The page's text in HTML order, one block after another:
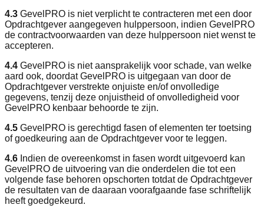
4.3 GevelPRO is niet verplicht te contracteren met een door
Opdrachtgever aangegeven hulppersoon, indien GevelPRO
de contractvoorwaarden van deze hulppersoon niet wenst te
accepteren.
4.4 GevelPRO is niet aansprakelijk voor schade, van welke
aard ook, doordat GevelPRO is uitgegaan van door de
Opdrachtgever verstrekte onjuiste en/of onvolledige
gegevens, tenzij deze onjuistheid of onvolledigheid voor
GevelPRO kenbaar behoorde te zijn.
4.5 GevelPRO is gerechtigd fasen of elementen ter toetsing
of goedkeuring aan de Opdrachtgever voor te leggen.
4.6 Indien de overeenkomst in fasen wordt uitgevoerd kan
GevelPRO de uitvoering van die onderdelen die tot een
volgende fase behoren opschorten totdat de Opdrachtgever
de resultaten van de daaraan voorafgaande fase schriftelijk
heeft goedgekeurd.